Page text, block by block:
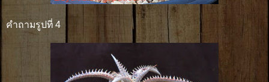
คำถามรูปที่ 4